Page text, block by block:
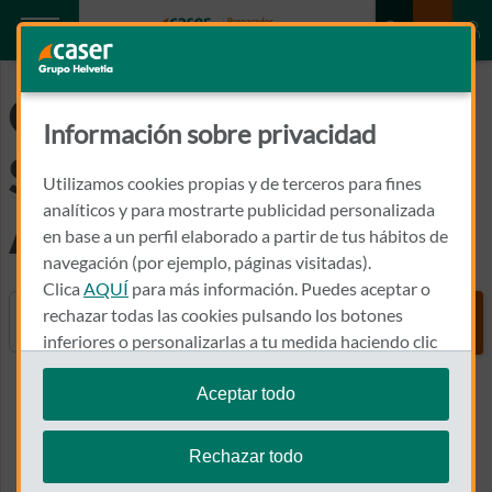
GLOSARIO DE
SEGUROS DE
AHORRO
Buscador
Información sobre privacidad
Utilizamos cookies propias y de terceros para fines
analíticos y para mostrarte publicidad personalizada
en base a un perfil elaborado a partir de tus hábitos de
navegación (por ejemplo, páginas visitadas).
Clica AQUÍ para más información. Puedes aceptar o
rechazar todas las cookies pulsando los botones
inferiores o personalizarlas a tu medida haciendo clic
en"configurar cookies".
Te recordamos que puedes modificar tus ajustes de
cookies en cualquier momento en la sección
Aceptar todo
Rechazar todo